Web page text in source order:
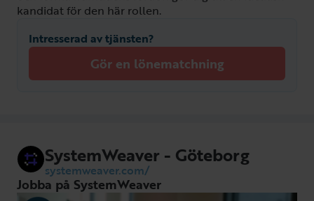
kandidat för den här rollen.
Intresserad av tjänsten?
Gör en lönematchning
SystemWeaver - Göteborg
systemweaver.com/
Jobba på SystemWeaver